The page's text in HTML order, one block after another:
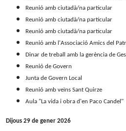
Reunió amb ciutadà/na particular
Reunió amb ciutadà/na particular
Reunió amb ciutadà/na particular
Reunió amb l'Associació Amics del
Dinar de treball amb la gerència de
Reunió de Govern
Junta de Govern Local
Reunió amb veïns Sant Quirze
Aula "La vida i obra d'en Paco Candel"
Dijous 29 de gener 2026